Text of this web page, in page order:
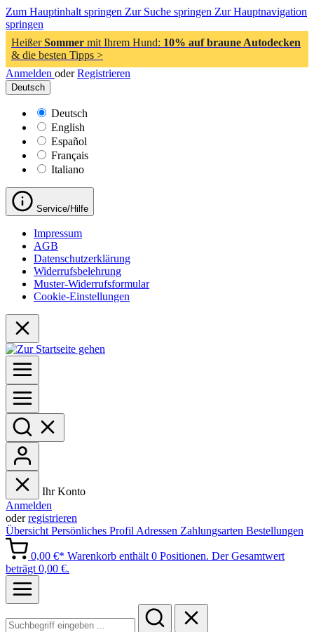
Zum Hauptinhalt springen Zur Suche springen Zur Hauptnavigation
springen
HeißerSommer mit Ihrem Hund: 10% auf braune Autodecken
& die besten Tipps >
Anmelden oder Registrieren
Deutsch
Deutsch
English
Español
Français
Italiano
Service/Hilfe
Impressum
AGB
Datenschutzerklärung
Widerrufsbelehrung
Muster-Widerrufsformular
Cookie-Einstellungen
Ihr Konto
Anmelden
oderregistrieren
Übersicht Persönliches Profil Adressen Zahlungsarten Bestellungen
0,00 €* Warenkorb enthält 0 Positionen. Der Gesamtwert
beträgt 0,00 €.